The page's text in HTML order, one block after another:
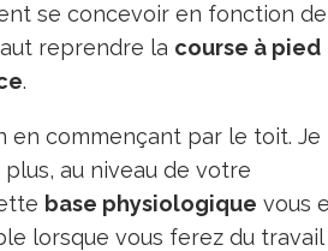
se concevoir en fonction
reprendre la course à pied
.
en commençant par le toit. Je
plus, au niveau de votre
base physiologique vous
lorsque vous ferez du travail